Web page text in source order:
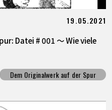
19.05.2021
Datei # 001 ～ Wie viele
Dem Originalwerk auf der Spur